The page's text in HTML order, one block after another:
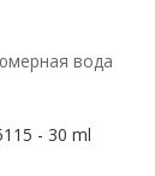
вода
- 30 ml